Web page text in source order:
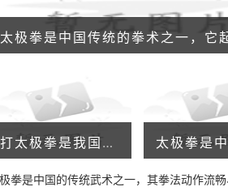
打太极拳是我国传统的养生保健方式，它践行“动静相生、阴阳调和”的理念，不仅能够增强身体的抵抗力，还可以放松身心，缓解压力。有些人在练习太极拳之后，会发现自己的失眠